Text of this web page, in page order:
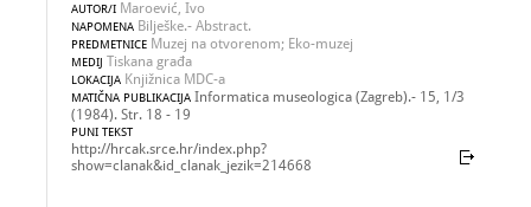
AUTOR/I Maroević, Ivo
NAPOMENA Bilješke.- Abstract.
PREDMETNICE Muzej na otvorenom; Eko-muzej
MEDIJ Tiskana građa
LOKACIJA Knjižnica MDC-a
MATIČNA PUBLIKACIJA Informatica museologica (Zagreb).- 15, 1/3
(1984). Str. 18 - 19
PUNI TEKST
http://hrcak.srce.hr/index.php?
show=clanak&id_clanak_jezik=214668